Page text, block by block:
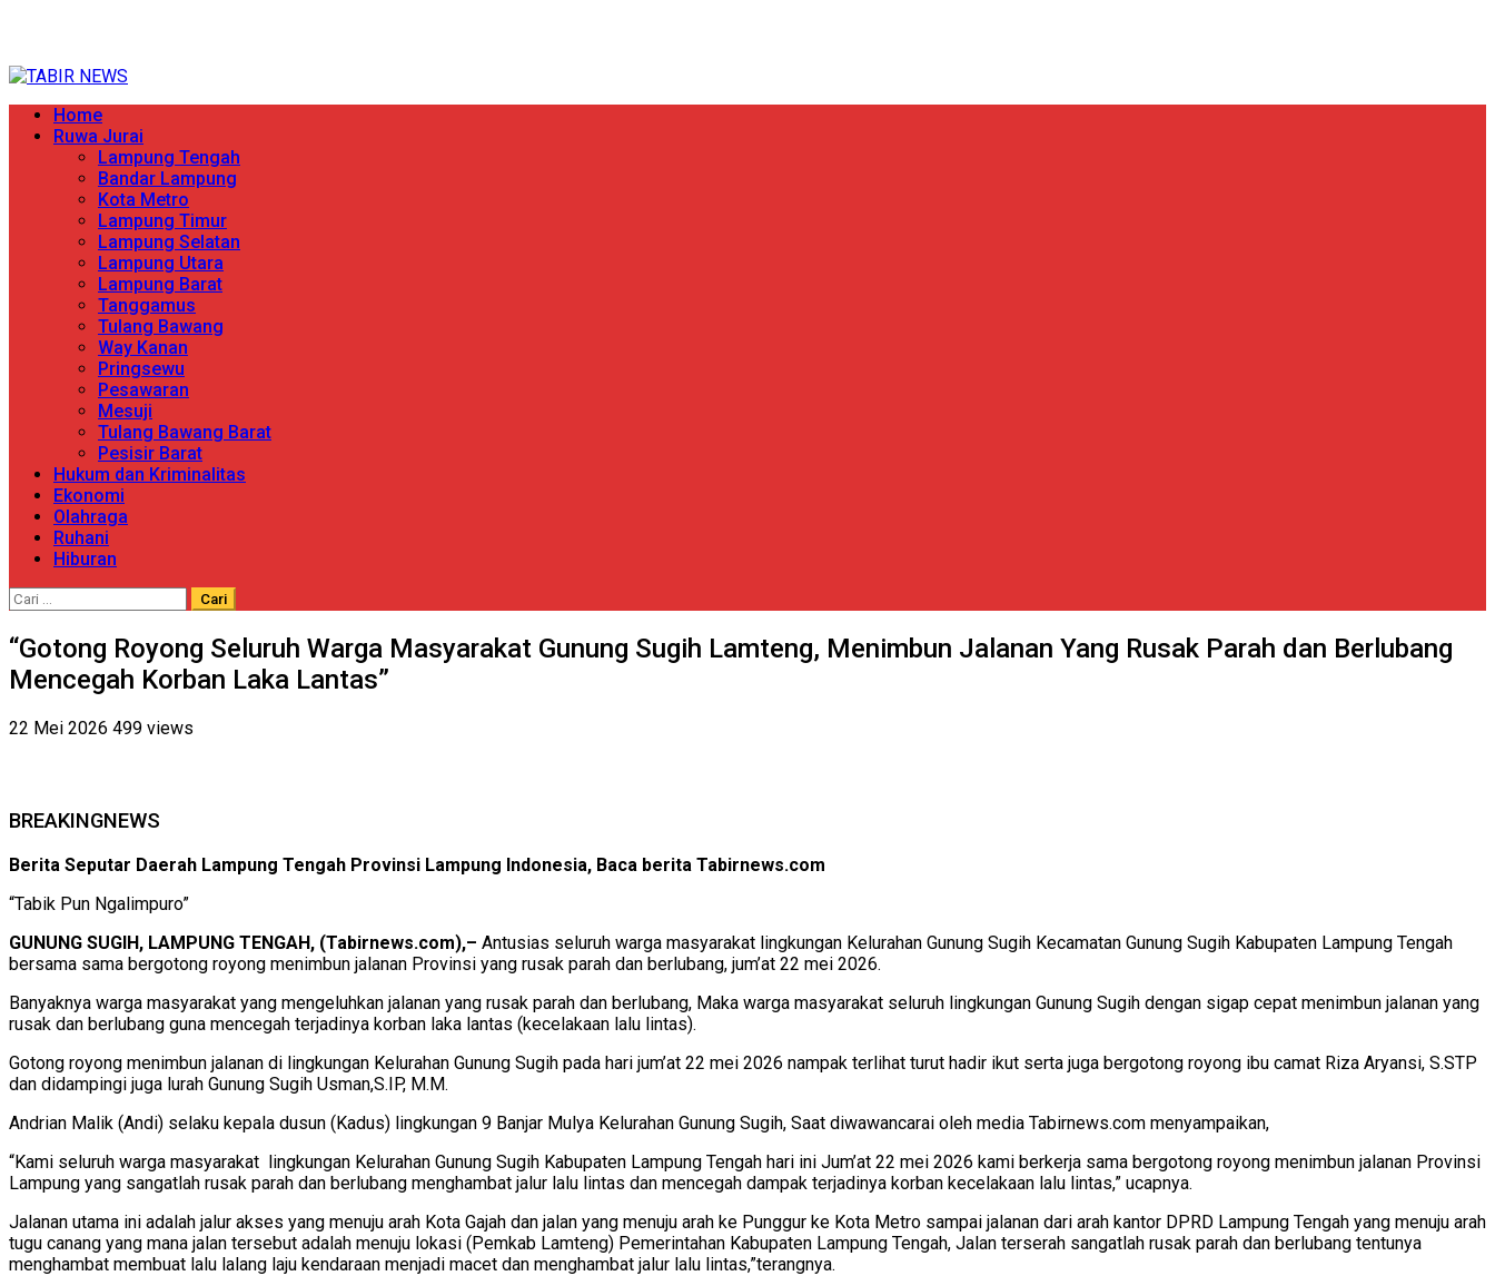
content
Primary
Menu
Home
Ruwa Jurai
Lampung Tengah
Bandar Lampung
Kota Metro
Lampung Timur
Lampung Selatan
Lampung Utara
Lampung Barat
Tanggamus
Tulang Bawang
Way Kanan
Pringsewu
Pesawaran
Mesuji
Tulang Bawang Barat
Pesisir Barat
Hukum dan Kriminalitas
Ekonomi
Olahraga
Ruhani
Hiburan
Cari
“Gotong Royong Seluruh Warga Masyarakat Gunung Sugih Lamteng, Menimbun Jalanan Yang Rusak Parah dan Berlubang
Mencegah Korban Laka Lantas”
22 Mei 2026 499 views
BREAKINGNEWS
Berita Seputar Daerah Lampung Tengah Provinsi Lampung Indonesia, Baca berita Tabirnews.com
“Tabik Pun Ngalimpuro”
GUNUNG SUGIH, LAMPUNG TENGAH, (Tabirnews.com),– Antusias seluruh warga masyarakat lingkungan Kelurahan Gunung Sugih Kecamatan Gunung Sugih Kabupaten Lampung Tengah
bersama sama bergotong royong menimbun jalanan Provinsi yang rusak parah dan berlubang, jum’at 22 mei 2026.
Banyaknya warga masyarakat yang mengeluhkan jalanan yang rusak parah dan berlubang, Maka warga masyarakat seluruh lingkungan Gunung Sugih dengan sigap cepat menimbun jalanan yang
rusak dan berlubang guna mencegah terjadinya korban laka lantas (kecelakaan lalu lintas).
Gotong royong menimbun jalanan di lingkungan Kelurahan Gunung Sugih pada hari jum’at 22 mei 2026 nampak terlihat turut hadir ikut serta juga bergotong royong ibu camat Riza Aryansi, S.STP
dan didampingi juga lurah Gunung Sugih Usman,S.IP, M.M.
Andrian Malik (Andi) selaku kepala dusun (Kadus) lingkungan 9 Banjar Mulya Kelurahan Gunung Sugih, Saat diwawancarai oleh media Tabirnews.com menyampaikan,
“Kami seluruh warga masyarakat lingkungan Kelurahan Gunung Sugih Kabupaten Lampung Tengah hari ini Jum’at 22 mei 2026 kami berkerja sama bergotong royong menimbun jalanan Provinsi
Lampung yang sangatlah rusak parah dan berlubang menghambat jalur lalu lintas dan mencegah dampak terjadinya korban kecelakaan lalu lintas,” ucapnya.
Jalanan utama ini adalah jalur akses yang menuju arah Kota Gajah dan jalan yang menuju arah ke Punggur ke Kota Metro sampai jalanan dari arah kantor DPRD Lampung Tengah yang menuju arah
tugu canang yang mana jalan tersebut adalah menuju lokasi (Pemkab Lamteng) Pemerintahan Kabupaten Lampung Tengah, Jalan terserah sangatlah rusak parah dan berlubang tentunya
menghambat membuat lalu lalang laju kendaraan menjadi macet dan menghambat jalur lalu lintas,”terangnya.